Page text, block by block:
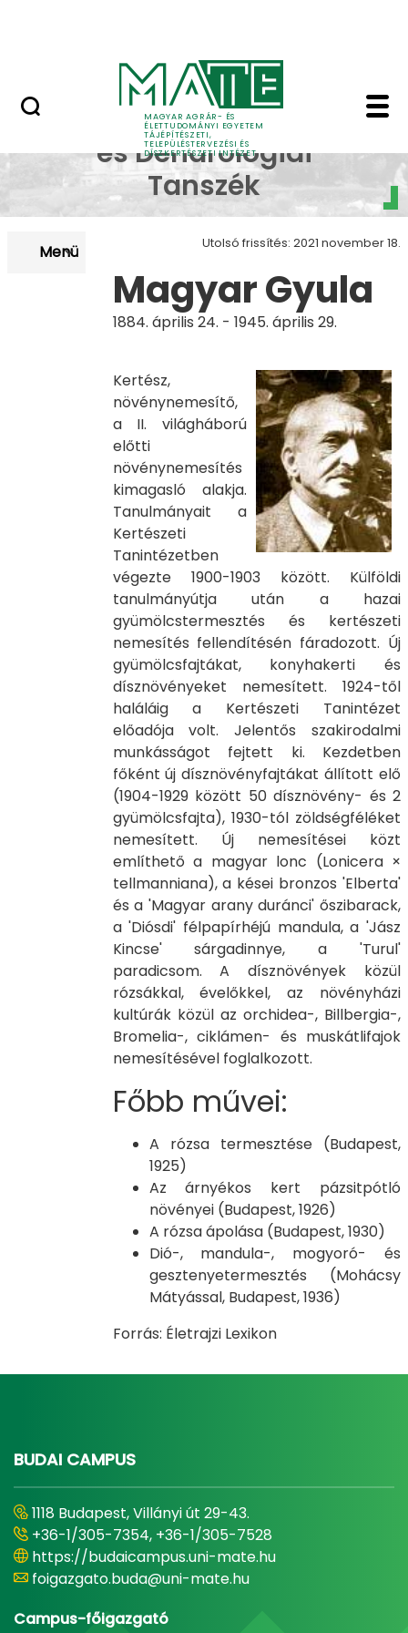
MAGYAR AGRÁR- ÉS
ÉLETTUDOMÁNYI EGYETEM
TÁJÉPÍTÉSZETI,
TELEPÜLÉSTERVEZÉSI ÉS
DÍSZKERTÉSZETI INTÉZET
Magyar Gyula -
Dísznövénytermesztési
és Dendrológiai
Tanszék
Menü Utolsó frissítés: 2021 november 18.
Magyar Gyula
1884. április 24. - 1945. április 29.
Kertész,
növénynemesítő,
a II. világháború
előtti
növénynemesítés
kimagasló alakja.
Tanulmányait a
Kertészeti
Tanintézetben
végezte 1900-1903 között. Külföldi
tanulmányútja után a hazai
gyümölcstermesztés és kertészeti
nemesítés fellendítésén fáradozott. Új
gyümölcsfajtákat, konyhakerti és
dísznövényeket nemesített. 1924-től
haláláig a Kertészeti Tanintézet
előadója volt. Jelentős szakirodalmi
munkásságot fejtett ki. Kezdetben
főként új dísznövényfajtákat állított elő
(1904-1929 között 50 dísznövény- és 2
gyümölcsfajta), 1930-tól zöldségféléket
nemesített. Új nemesítései közt
említhető a magyar lonc (Lonicera ×
tellmanniana), a kései bronzos 'Elberta'
és a 'Magyar arany duránci' őszibarack,
a 'Diósdi' félpapírhéjú mandula, a 'Jász
Kincse' sárgadinnye, a 'Turul'
paradicsom. A dísznövények közül
rózsákkal, évelőkkel, az növényházi
kultúrák közül az orchidea-, Billbergia-,
Bromelia-, ciklámen- és muskátlifajok
nemesítésével foglalkozott.
Főbb művei:
A rózsa termesztése (Budapest,
1925)
Az árnyékos kert pázsitpótló
növényei (Budapest, 1926)
A rózsa ápolása (Budapest, 1930)
Dió-, mandula-, mogyoró- és
gesztenyetermesztés (Mohácsy
Mátyással, Budapest, 1936)
Forrás: Életrajzi Lexikon
BUDAI CAMPUS
1118 Budapest, Villányi út 29-43.
+36-1/305-7354, +36-1/305-7528
https://budaicampus.uni-mate.hu
foigazgato.buda@uni-mate.hu
Campus-főigazgató